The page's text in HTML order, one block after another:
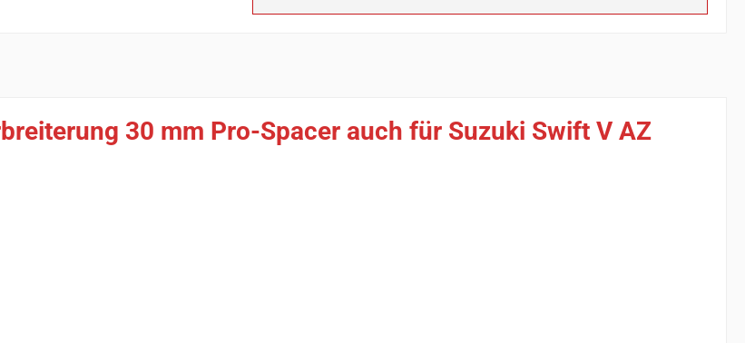
30 mm Pro-Spacer auch für Suzuki Swift V AZ